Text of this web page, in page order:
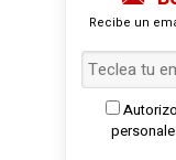
Recibe un